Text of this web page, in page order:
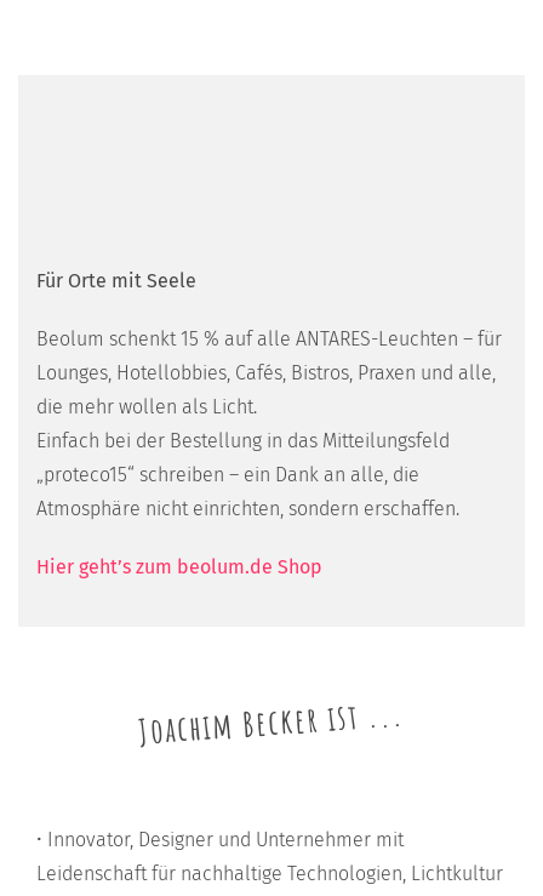
Für Orte mit Seele
Beolum schenkt 15 % auf alle ANTARES-Leuchten – für
Lounges, Hotellobbies, Cafés, Bistros, Praxen und alle,
die mehr wollen als Licht.
Einfach bei der Bestellung in das Mitteilungsfeld
„proteco15“ schreiben – ein Dank an alle, die
Atmosphäre nicht einrichten, sondern erschaffen.
Hier geht’s zum beolum.de Shop
Joachim Becker ist ...
• Innovator, Designer und Unternehmer mit
Leidenschaft für nachhaltige Technologien, Lichtkultur